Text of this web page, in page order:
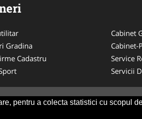
pentru a colecta statistici cu scopul
Gradina
Cadastru
Cabinet
Cabinet-
Service
Servicii
-ANPC SOL